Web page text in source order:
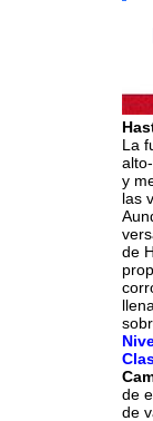
La
y
las
de
de
de